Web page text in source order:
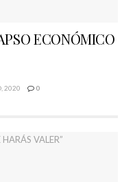
ECONÓMICO
2020 0